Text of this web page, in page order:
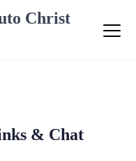
Christ
& Chat